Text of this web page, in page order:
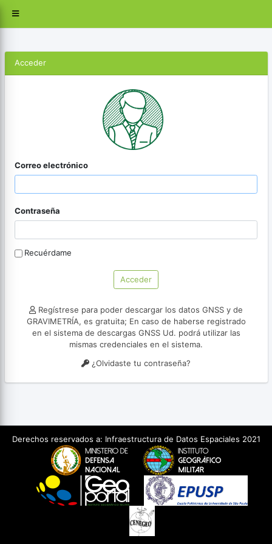
Acceder
Correo electrónico
Contraseña
Recuérdame
Acceder
Regístrese para poder descargar los datos GNSS y de
GRAVIMETRÍA, es gratuita; En caso de haberse registrado
en el sistema de descargas GNSS Ud. podrá utilizar las
mismas credenciales en el sistema.
¿Olvidaste tu contraseña?
Derechos reservados a: Infraestructura de Datos Espaciales 2021